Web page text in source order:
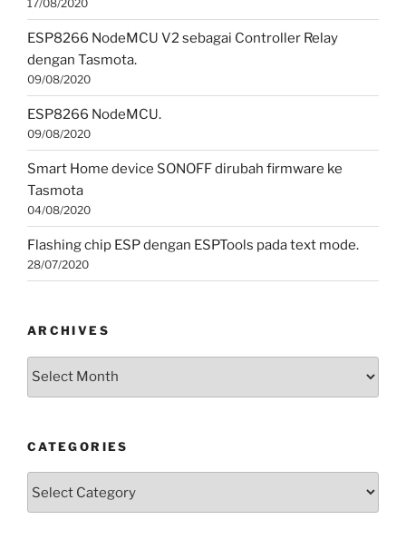
17/08/2020
ESP8266 NodeMCU V2 sebagai Controller Relay
dengan Tasmota.
09/08/2020
ESP8266 NodeMCU.
09/08/2020
Smart Home device SONOFF dirubah firmware ke
Tasmota
04/08/2020
Flashing chip ESP dengan ESPTools pada text mode.
28/07/2020
ARCHIVES
CATEGORIES